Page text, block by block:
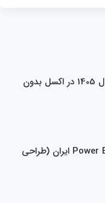
محاسبه مالیات حقوق سال 1405 در اکسل بدون
چهارمین مسابقه بزرگ Power BI ایران (طراحی